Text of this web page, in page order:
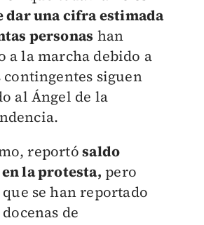
dar una cifra estimada
personas han
a la marcha debido a
contingentes siguen
al Ángel de la
reportósaldo
la protesta, pero
se han reportado
de